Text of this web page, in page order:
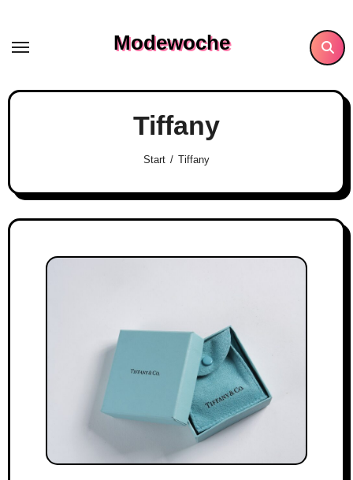
content
Modewoche
Tiffany
Start Tiffany